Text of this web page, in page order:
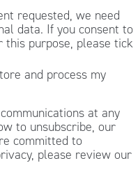
requested, we need
data. If you consent to
purpose, please tick
and process my
at any
to unsubscribe, our
committed to
please review our